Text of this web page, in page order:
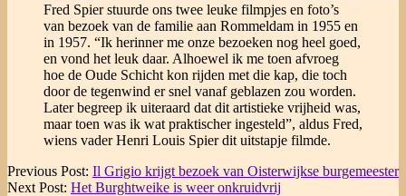
Fred Spier stuurde ons twee leuke filmpjes en foto’s
van bezoek van de familie aan Rommeldam in 1955 en
in 1957. “Ik herinner me onze bezoeken nog heel goed,
en vond het leuk daar. Alhoewel ik me toen afvroeg
hoe de Oude Schicht kon rijden met die kap, die toch
door de tegenwind er snel vanaf geblazen zou worden.
Later begreep ik uiteraard dat dit artistieke vrijheid was,
maar toen was ik wat praktischer ingesteld”, aldus Fred,
wiens vader Henri Louis Spier dit uitstapje filmde.
2020-
07-
Previous Post: Il Grigio krijgt bezoek van Oisterwijkse burgemeester
Next Post: Het Burghtweike is weer onkruidvrij